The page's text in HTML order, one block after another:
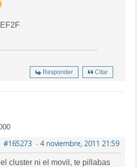
Responder Citar
#165273- 4 noviembre, 2011 21:59
cluster ni el movil, te pillabas